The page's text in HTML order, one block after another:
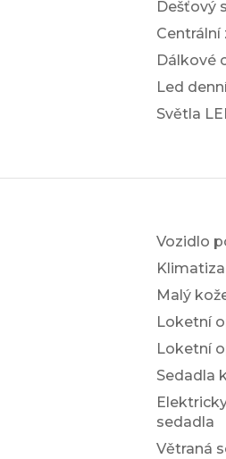
Dešťový
Centrální
Dálkové
Led
Světla
Vozidlo
Malý
Loketní
Loketní
Sedadla
sedadla
Větraná